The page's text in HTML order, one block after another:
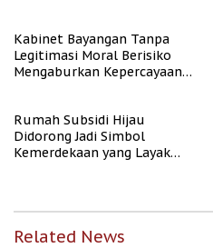
Kabinet Bayangan Tanpa
Legitimasi Moral Berisiko
Mengaburkan Kepercayaan
Rumah Subsidi Hijau
Didorong Jadi Simbol
Kemerdekaan yang Layak
Related News